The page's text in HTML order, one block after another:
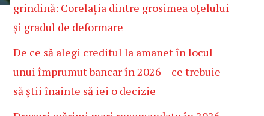
grindină: Corelația dintre grosimea oțelului
și gradul de deformare
De ce să alegi creditul la amanet în locul
unui împrumut bancar în 2026 – ce trebuie
să știi înainte să iei o decizie